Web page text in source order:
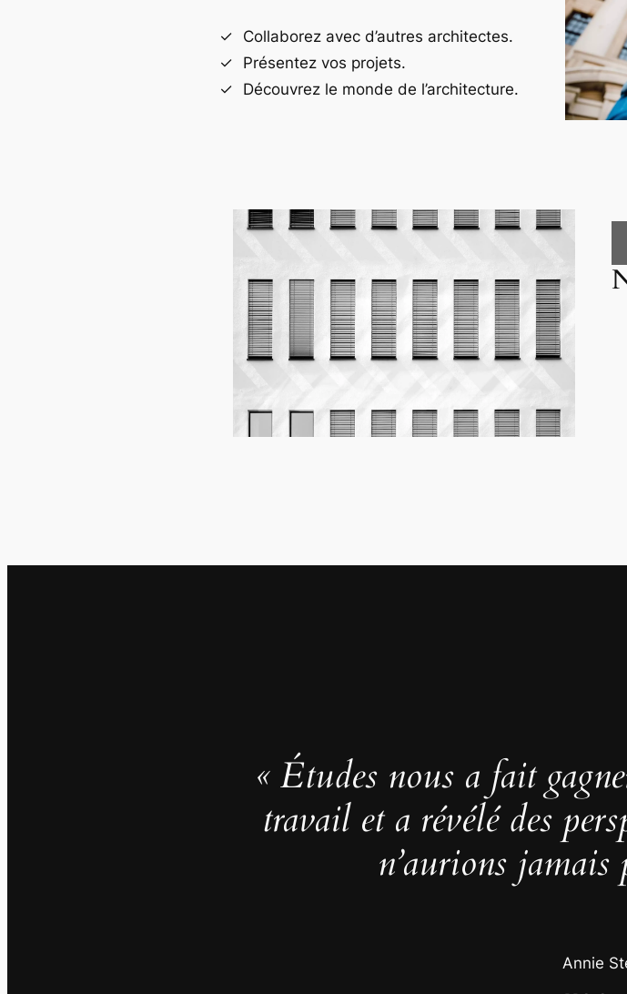
Collaborez avec d’autres architectes.
Présentez vos projets.
Découvrez le monde de l’architecture.
« Études nous a fait
travail et a révélé des
n’aurions jamais
Annie